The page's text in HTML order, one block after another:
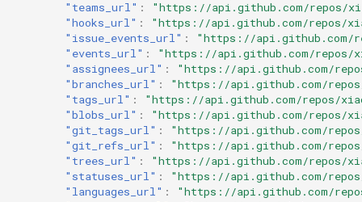
"teams_url" :
"https://api.github.com/repos/
"hooks_url" :
"https://api.github.com/repos/
"issue_events_url" :
"https://api.github.com/
"events_url" :
"https://api.github.com/repos/
"assignees_url" :
"https://api.github.com/
"branches_url" :
"https://api.github.com/
"tags_url" :
"https://api.github.com/repos/
"blobs_url" :
"https://api.github.com/repos/
"git_tags_url" :
"https://api.github.com/
"git_refs_url" :
"https://api.github.com/
"trees_url" :
"https://api.github.com/repos/
"statuses_url" :
"https://api.github.com/
"languages_url" :
"https://api.github.com/